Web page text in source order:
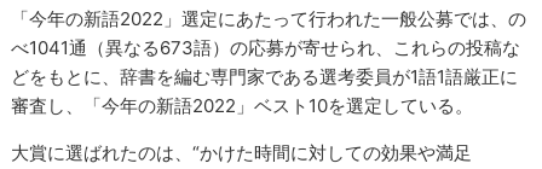
「今年の新語2022」選定にあたって行われた一般公募では、の
べ1041通（異なる673語）の応募が寄せられ、これらの投稿な
どをもとに、辞書を編む専門家である選考委員が1語1語厳正に
審査し、「今年の新語2022」ベスト10を選定している。
大賞に選ばれたのは、“かけた時間に対しての効果や満足